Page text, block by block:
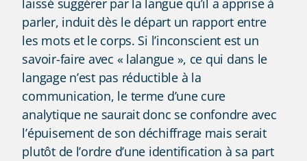
laissé suggérer par la langue qu’il a apprise à
parler, induit dès le départ un rapport entre
les mots et le corps. Si l’inconscient est un
savoir-faire avec « lalangue », ce qui dans le
langage n’est pas réductible à la
communication, le terme d’une cure
analytique ne saurait donc se confondre avec
l’épuisement de son déchiffrage mais serait
plutôt de l’ordre d’une identification à sa part